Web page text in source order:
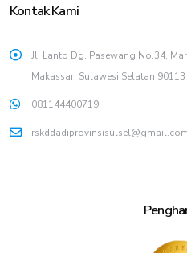
Kontak Kami
Jl. Lanto Dg. Pasewang No.34,
Makassar, Sulawesi Selatan 90113
081144400719